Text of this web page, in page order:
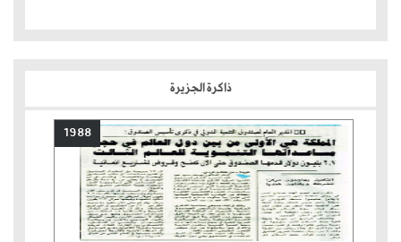
ذاكرة الجزيرة
1988